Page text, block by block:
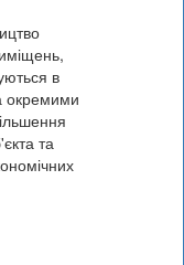
в
окремими
та